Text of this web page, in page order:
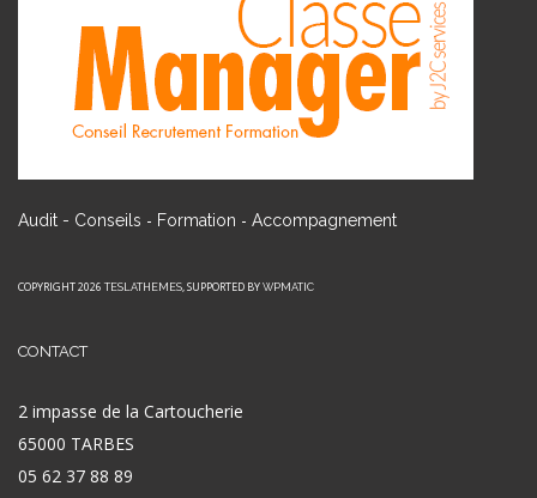
Audit - Conseils - Formation - Accompagnement
COPYRIGHT 2026 TESLATHEMES, SUPPORTED BY WPMATIC
CONTACT
2 impasse de la Cartoucherie
65000 TARBES
05 62 37 88 89